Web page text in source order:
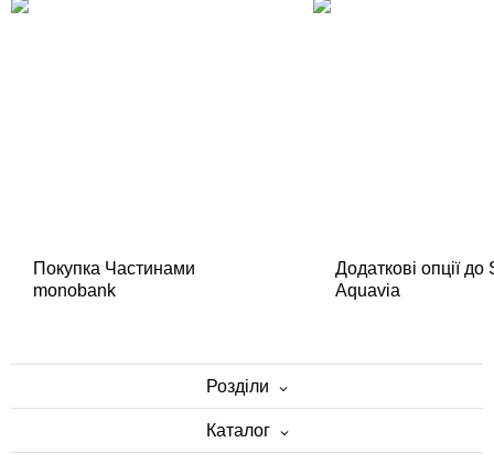
Покупка Частинами
monobank
Додаткові опції
Aquavia
Розділи
Каталог